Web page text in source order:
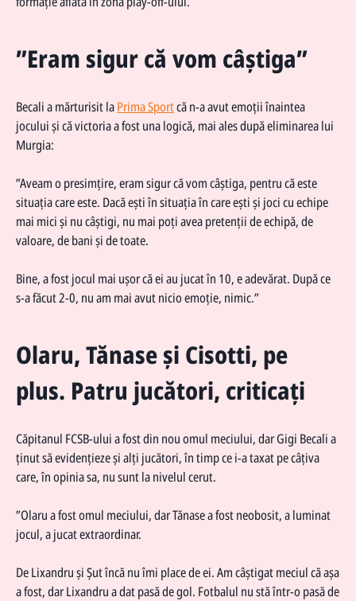
”Eram sigur că vom câștiga”
Becali a mărturisit laPrima Sportcă n-a avut emoții înaintea
jocului și că victoria a fost una logică, mai ales după eliminarea lui
Murgia:
”Aveam o presimțire, eram sigur că vom câștiga, pentru că este
situația care este. Dacă ești în situația în care ești și joci cu echipe
mai mici și nu câștigi, nu mai poți avea pretenții de echipă, de
valoare, de bani și de toate.
Bine, a fost jocul mai ușor că ei au jucat în 10, e adevărat. După ce
s-a făcut 2-0, nu am mai avut nicio emoție, nimic.”
Olaru, Tănase și Cisotti, pe
plus. Patru jucători, criticați
Căpitanul FCSB-ului a fost din nou omul meciului, dar Gigi Becali a
ținut să evidențieze și alți jucători, în timp ce i-a taxat pe câțiva
care, în opinia sa, nu sunt la nivelul cerut.
”Olaru a fost omul meciului, dar Tănase a fost neobosit, a luminat
jocul, a jucat extraordinar.
De Lixandru și Șut încă nu îmi place de ei. Am câștigat meciul că așa
a fost, dar Lixandru a dat pasă de gol. Fotbalul nu stă într-o pasă de